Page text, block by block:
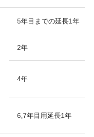
5年目までの延長1年
2年
4年
6,7年目用延長1年